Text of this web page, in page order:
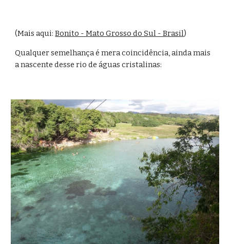
(Mais aqui: Bonito - Mato Grosso do Sul - Brasil)
Qualquer semelhança é mera coincidência, ainda mais
a nascente desse rio de águas cristalinas: